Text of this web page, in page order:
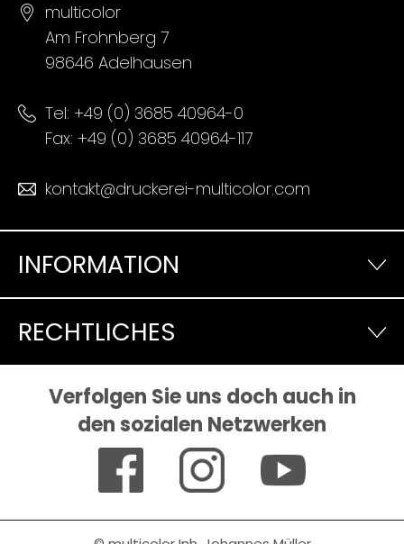
multicolor
Am Frohnberg 7
98646 Adelhausen
Tel: +49 (0) 3685 40964-0
Fax: +49 (0) 3685 40964-117
kontakt@druckerei-multicolor.com
INFORMATION
RECHTLICHES
Verfolgen Sie uns doch auch in
den sozialen Netzwerken